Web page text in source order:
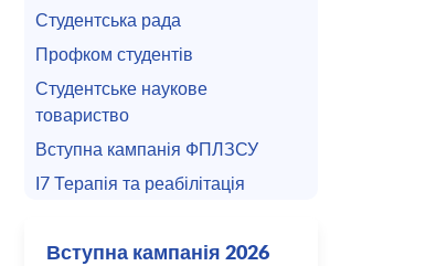
Студентська рада
Профком студентів
Студентське наукове
товариство
Вступна кампанія ФПЛЗСУ
I7 Терапія та реабілітація
Вступна кампанія 2026